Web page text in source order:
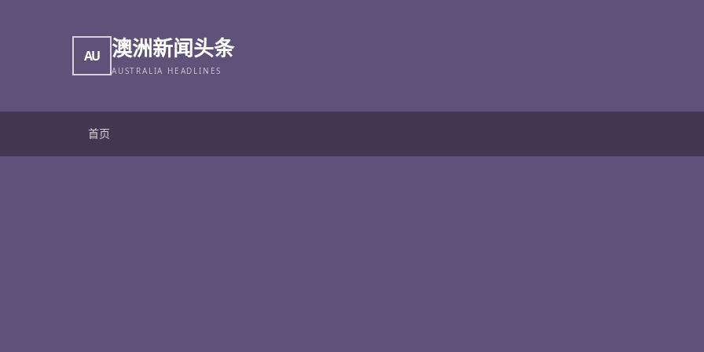
AU 澳洲新闻头条
AUSTRALIA HEADLINES
首页